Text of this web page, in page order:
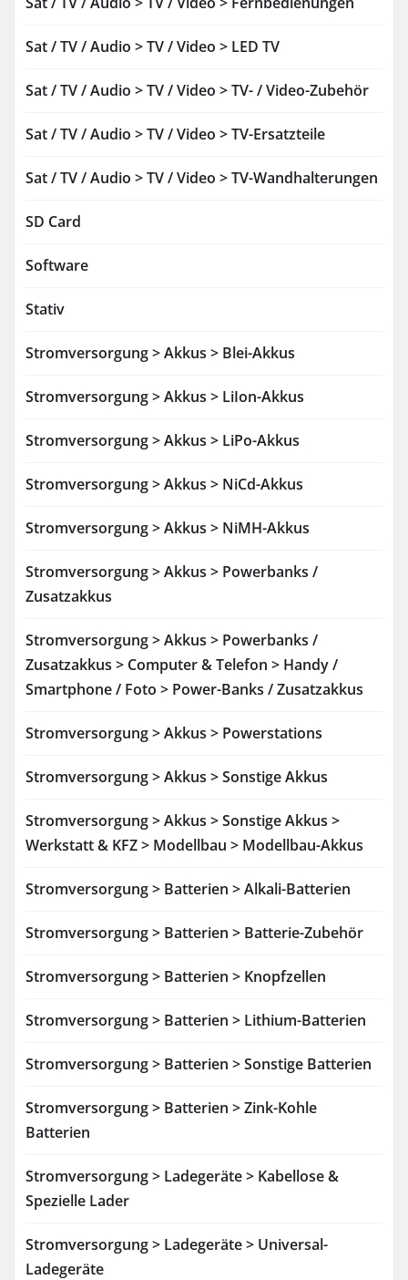
Sat / TV / Audio > TV / Video > LED TV
Sat / TV / Audio > TV / Video > TV- / Video-Zubehör
Sat / TV / Audio > TV / Video > TV-Ersatzteile
Sat / TV / Audio > TV / Video > TV-Wandhalterungen
SD Card
Software
Stativ
Stromversorgung > Akkus > Blei-Akkus
Stromversorgung > Akkus > LiIon-Akkus
Stromversorgung > Akkus > LiPo-Akkus
Stromversorgung > Akkus > NiCd-Akkus
Stromversorgung > Akkus > NiMH-Akkus
Stromversorgung > Akkus > Powerbanks /
Zusatzakkus
Stromversorgung > Akkus > Powerbanks /
Zusatzakkus > Computer & Telefon > Handy /
Smartphone / Foto > Power-Banks / Zusatzakkus
Stromversorgung > Akkus > Powerstations
Stromversorgung > Akkus > Sonstige Akkus
Stromversorgung > Akkus > Sonstige Akkus >
Werkstatt & KFZ > Modellbau > Modellbau-Akkus
Stromversorgung > Batterien > Alkali-Batterien
Stromversorgung > Batterien > Batterie-Zubehör
Stromversorgung > Batterien > Knopfzellen
Stromversorgung > Batterien > Lithium-Batterien
Stromversorgung > Batterien > Sonstige Batterien
Stromversorgung > Batterien > Zink-Kohle
Batterien
Stromversorgung > Ladegeräte > Kabellose &
Spezielle Lader
Stromversorgung > Ladegeräte > Universal-
Ladegeräte